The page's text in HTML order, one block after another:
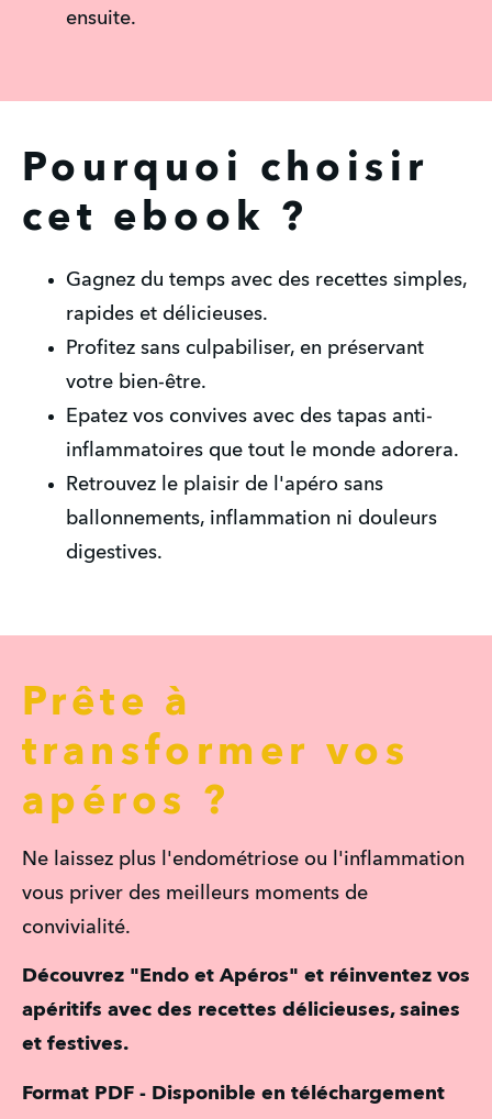
ensuite.
Pourquoi choisir
cet ebook ?
Gagnez du temps avec des recettes simples,
rapides et délicieuses.
Profitez sans culpabiliser, en préservant
votre bien-être.
Epatez vos convives avec des tapas anti-
inflammatoires que tout le monde adorera.
Retrouvez le plaisir de l'apéro sans
ballonnements, inflammation ni douleurs
digestives.
Prête à
transformer vos
apéros ?
Ne laissez plus l'endométriose ou l'inflammation
vous priver des meilleurs moments de
convivialité.
Découvrez "Endo et Apéros" et réinventez vos
apéritifs avec des recettes délicieuses, saines
et festives.
Format PDF - Disponible en téléchargement